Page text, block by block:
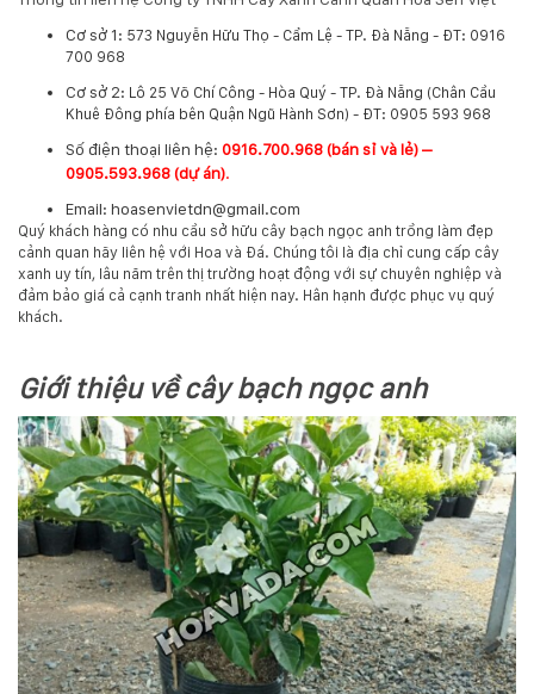
Cơ sở 1: 573 Nguyễn Hữu Thọ - Cẩm Lệ - TP. Đà Nẵng - ĐT: 0916
700 968
Cơ sở 2: Lô 25 Võ Chí Công - Hòa Quý - TP. Đà Nẵng (Chân Cầu
Khuê Đông phía bên Quận Ngũ Hành Sơn) - ĐT: 0905 593 968
​Số điện thoại liên hệ: 0916.700.968 (bán sỉ và lẻ) –
0905.593.968 (dự án).
Email: hoasenvietdn@gmail.com
Quý khách hàng có nhu cầu sở hữu cây bạch ngọc anh trồng làm đẹp
cảnh quan hãy liên hệ với Hoa và Đá. Chúng tôi là địa chỉ cung cấp cây
xanh uy tín, lâu năm trên thị trường hoạt động với sự chuyên nghiệp và
đảm bảo giá cả cạnh tranh nhất hiện nay. Hân hạnh được phục vụ quý
khách.
Giới thiệu về cây bạch ngọc anh